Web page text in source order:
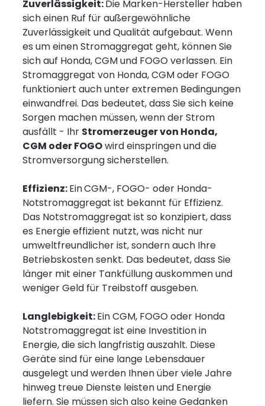
Zuverlässigkeit:Die Marken-Hersteller haben
sich einen Ruf für außergewöhnliche
Zuverlässigkeit und Qualität aufgebaut. Wenn
es um einen Stromaggregat geht, können Sie
sich auf Honda, CGM und FOGO verlassen. Ein
Stromaggregat von Honda, CGM oder FOGO
funktioniert auch unter extremen Bedingungen
einwandfrei. Das bedeutet, dass Sie sich keine
Sorgen machen müssen, wenn der Strom
ausfällt - Ihr Stromerzeuger von Honda,
CGM oder FOGOwird einspringen und die
Stromversorgung sicherstellen.
Effizienz:EinCGM-, FOGO- oder Honda-
Notstromaggregat ist bekannt für Effizienz.
Das Notstromaggregat ist so konzipiert, dass
es Energie effizient nutzt, was nicht nur
umweltfreundlicher ist, sondern auch Ihre
Betriebskosten senkt. Das bedeutet, dass Sie
länger mit einer Tankfüllung auskommen und
weniger Geld für Treibstoff ausgeben.
Langlebigkeit:Ein CGM, FOGO oder Honda
Notstromaggregat ist eine Investition in
Energie, die sich langfristig auszahlt. Diese
Geräte sind für eine lange Lebensdauer
ausgelegt und werden Ihnen über viele Jahre
hinweg treue Dienste leisten und Energie
liefern. Sie müssen sich also keine Gedanken